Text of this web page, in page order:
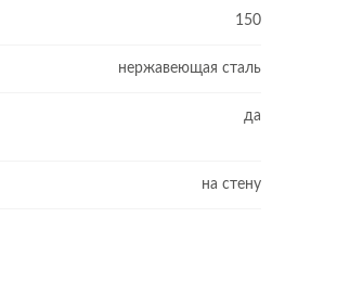
150
нержавеющая сталь
да
на стену